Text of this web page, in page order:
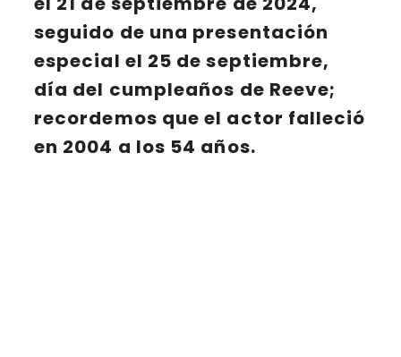
seguido de una presentación
especial el 25 de septiembre,
día del cumpleaños de Reeve;
recordemos que el actor falleció
en 2004 a los 54 años.